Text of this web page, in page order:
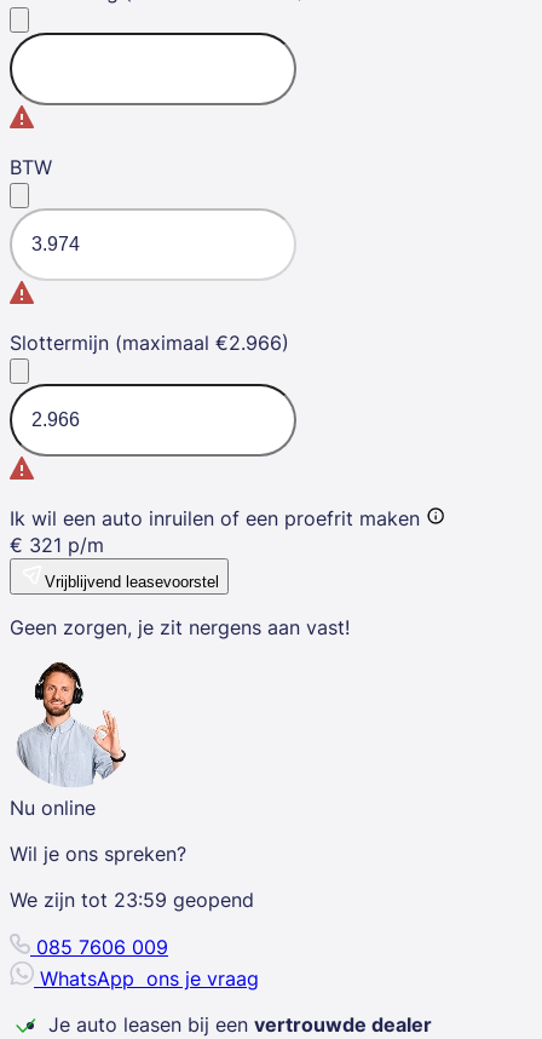
BTW
Slottermijn (maximaal €2.966)
Ik wil een auto inruilen of een proefrit maken
€ 321 p/m
Vrijblijvend leasevoorstel
Geen zorgen, je zit nergens aan vast!
Nu online
Wil je ons spreken?
We zijn tot 23:59 geopend
085 7606 009
WhatsApp ons je vraag
Je auto leasen bij een vertrouwde dealer